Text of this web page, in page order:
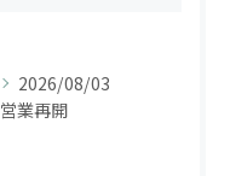
2026/08/03
営業再開